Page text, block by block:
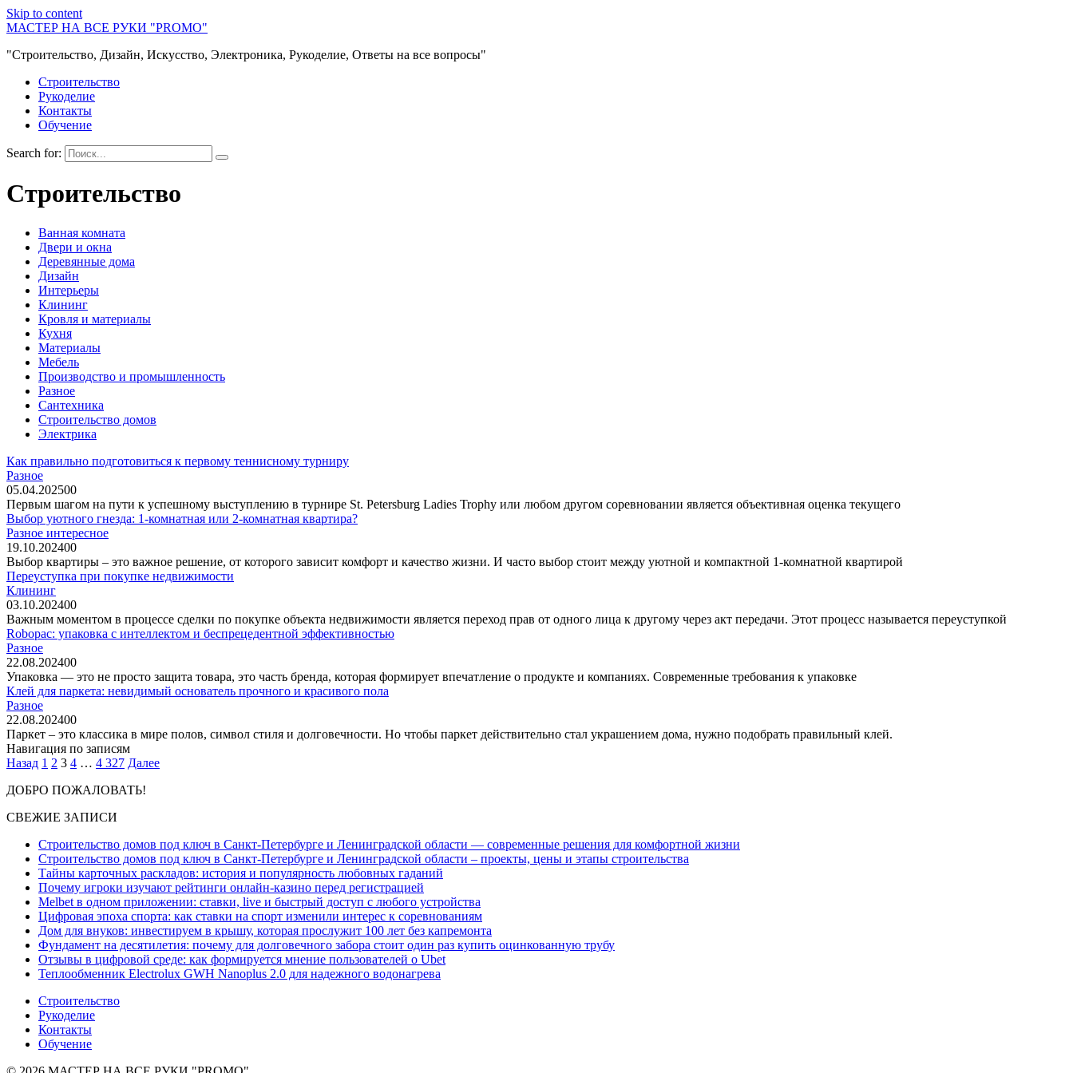
Skip to content
МАСТЕР НА ВСЕ РУКИ "PROMO"
"Строительство, Дизайн, Искусство, Электроника, Рукоделие, Ответы на все вопросы"
Строительство
Рукоделие
Контакты
Обучение
Search for:
Строительство
Ванная комната
Двери и окна
Деревянные дома
Дизайн
Интерьеры
Клининг
Кровля и материалы
Кухня
Материалы
Мебель
Производство и промышленность
Разное
Сантехника
Строительство домов
Электрика
Как правильно подготовиться к первому теннисному турниру
Разное
05.04.202500
Первым шагом на пути к успешному выступлению в турнире St. Petersburg Ladies Trophy или любом другом соревновании является объективная оценка текущего
Выбор уютного гнезда: 1-комнатная или 2-комнатная квартира?
Разное интересное
19.10.202400
Выбор квартиры – это важное решение, от которого зависит комфорт и качество жизни. И часто выбор стоит между уютной и компактной 1-комнатной квартирой
Переуступка при покупке недвижимости
Клининг
03.10.202400
Важным моментом в процессе сделки по покупке объекта недвижимости является переход прав от одного лица к другому через акт передачи. Этот процесс называется переуступкой
Robopac: упаковка с интеллектом и беспрецедентной эффективностью
Разное
22.08.202400
Упаковка — это не просто защита товара, это часть бренда, которая формирует впечатление о продукте и компаниях. Современные требования к упаковке
Клей для паркета: невидимый основатель прочного и красивого пола
Разное
22.08.202400
Паркет – это классика в мире полов, символ стиля и долговечности. Но чтобы паркет действительно стал украшением дома, нужно подобрать правильный клей.
Навигация по записям
Назад 1 2 3 4 … 4 327 Далее
ДОБРО ПОЖАЛОВАТЬ!
СВЕЖИЕ ЗАПИСИ
Строительство домов под ключ в Санкт-Петербурге и Ленинградской области — современные решения для комфортной жизни
Строительство домов под ключ в Санкт-Петербурге и Ленинградской области – проекты, цены и этапы строительства
Тайны карточных раскладов: история и популярность любовных гаданий
Почему игроки изучают рейтинги онлайн-казино перед регистрацией
Melbet в одном приложении: ставки, live и быстрый доступ с любого устройства
Цифровая эпоха спорта: как ставки на спорт изменили интерес к соревнованиям
Дом для внуков: инвестируем в крышу, которая прослужит 100 лет без капремонта
Фундамент на десятилетия: почему для долговечного забора стоит один раз купить оцинкованную трубу
Отзывы в цифровой среде: как формируется мнение пользователей о Ubet
Теплообменник Electrolux GWH Nanoplus 2.0 для надежного водонагрева
Строительство
Рукоделие
Контакты
Обучение